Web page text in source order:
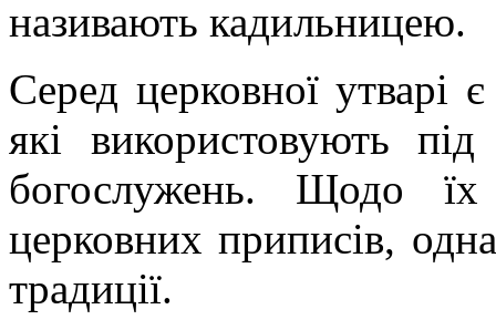
називають кадильницею.
Серед церковної утварі
які використовують
богослужень. Щодо їх
церковних приписів,
традиції.